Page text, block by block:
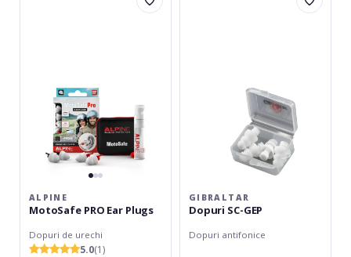
ALPINE
MotoSafe PRO Ear Plugs
Dopuri de urechi
5.0(1)
GIBRALTAR
Dopuri SC-GEP
Dopuri antifonice